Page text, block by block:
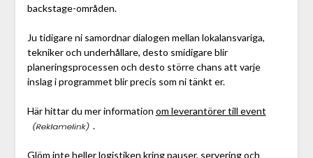
backstage-områden.
Ju tidigare ni samordnar dialogen mellan lokalansvariga,
tekniker och underhållare, desto smidigare blir
planeringsprocessen och desto större chans att varje
inslag i programmet blir precis som ni tänkt er.
Här hittar du mer information om leverantörer till event
.
Glöm inte heller logistiken kring pauser, servering och